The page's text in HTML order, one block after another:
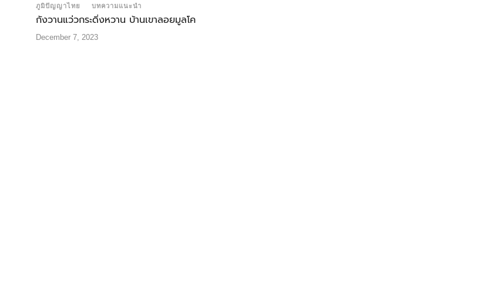
ภูมิปัญญาไทย บทความแนะนำ
กังวานแว่วกระดิ่งหวาน บ้านเขาลอยมูลโค
December 7, 2023